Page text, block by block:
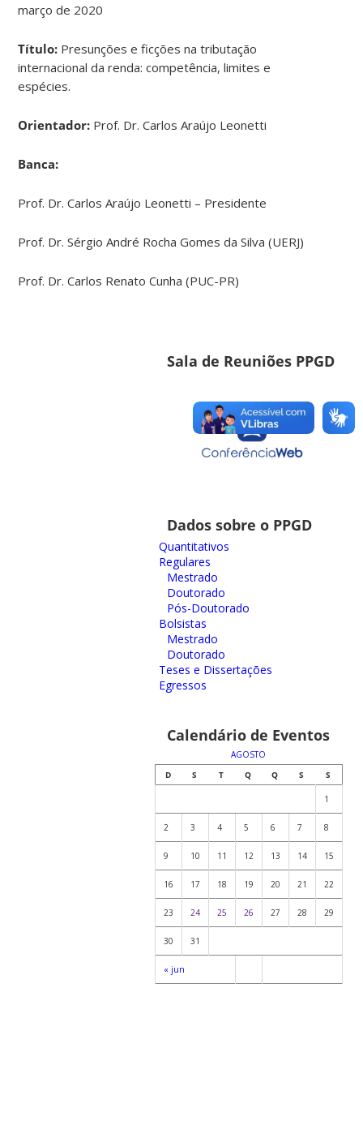
março de 2020
Título: Presunções e ficções na tributação
internacional da renda: competência, limites e
espécies.
Orientador: Prof. Dr. Carlos Araújo Leonetti
Banca:
Prof. Dr. Carlos Araújo Leonetti – Presidente
Prof. Dr. Sérgio André Rocha Gomes da Silva (UERJ)
Prof. Dr. Carlos Renato Cunha (PUC-PR)
Sala de Reuniões PPGD
Dados sobre o PPGD
Quantitativos
Regulares
Mestrado
Doutorado
Pós-Doutorado
Bolsistas
Mestrado
Doutorado
Teses e Dissertações
Egressos
Calendário de Eventos
AGOSTO
D
S T Q Q S S
« jun
1
2 3 4 5 6 7 8
9 10 11 12 13 14 15
16 17 18 19 20 21 22
23 24 25 26 27 28 29
30 31